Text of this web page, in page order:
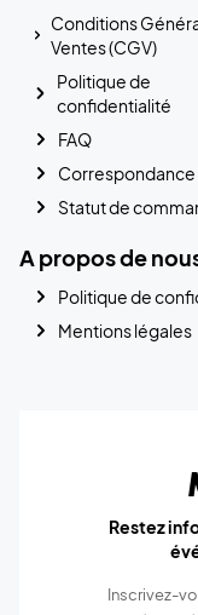
Conditions
Ventes (CGV)
Politique de
confidentialité
FAQ
Correspondance
Statut de
A propos de
Politique de
Mentions légales
Restez
Inscrivez-